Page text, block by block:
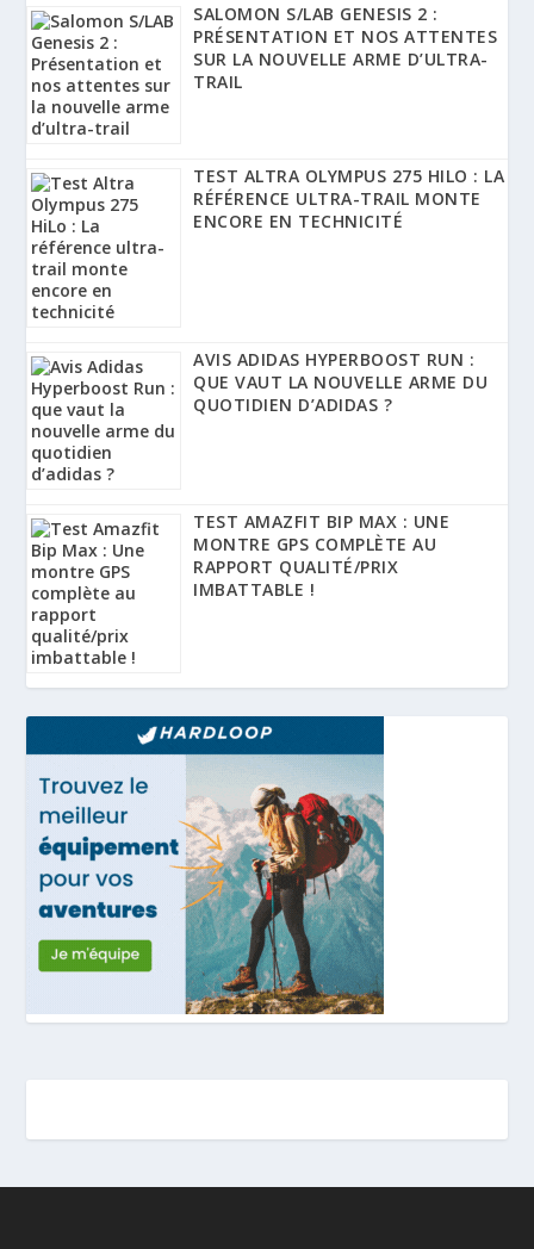
SALOMON S/LAB GENESIS 2 :
PRÉSENTATION ET NOS ATTENTES
SUR LA NOUVELLE ARME D’ULTRA-
TRAIL
TEST ALTRA OLYMPUS 275 HILO : LA
RÉFÉRENCE ULTRA-TRAIL MONTE
ENCORE EN TECHNICITÉ
AVIS ADIDAS HYPERBOOST RUN :
QUE VAUT LA NOUVELLE ARME DU
QUOTIDIEN D’ADIDAS ?
TEST AMAZFIT BIP MAX : UNE
MONTRE GPS COMPLÈTE AU
RAPPORT QUALITÉ/PRIX
IMBATTABLE !